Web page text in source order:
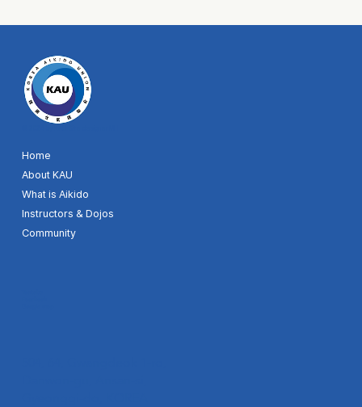
Home
About KAU
What is Aikido
Instructors & Dojos
Community